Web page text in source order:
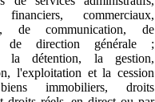
financiers, commerciaux,
de communication, de
de direction générale ;
la détention, la gestion,
l'exploitation et la cession
immobiliers, droits